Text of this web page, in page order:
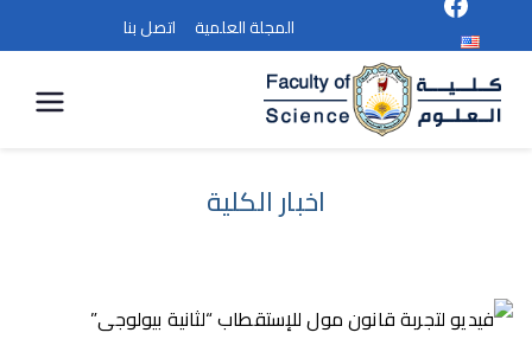
المجلة العلمية اتصل بنا
العلوم
اخبار الكلية